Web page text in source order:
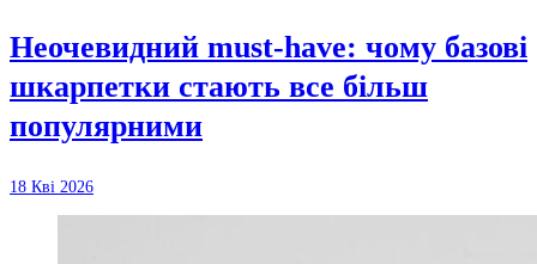
Неочевидний must-have: чому базові
шкарпетки стають все більш
популярними
18 Кві 2026